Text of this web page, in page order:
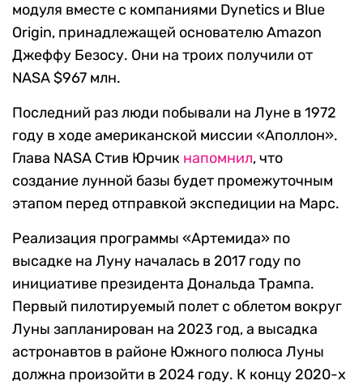
модуля вместе с компаниями Dynetics и Blue
Origin, принадлежащей основателю Amazon
Джеффу Безосу. Они на троих получили от
NASA $967 млн.
Последний раз люди побывали на Луне в 1972
году в ходе американской миссии «Аполлон».
Глава NASA Стив Юрчик напомнил, что
создание лунной базы будет промежуточным
этапом перед отправкой экспедиции на Марс.
Реализация программы «Артемида» по
высадке на Луну началась в 2017 году по
инициативе президента Дональда Трампа.
Первый пилотируемый полет с облетом вокруг
Луны запланирован на 2023 год, а высадка
астронавтов в районе Южного полюса Луны
должна произойти в 2024 году. К концу 2020-х